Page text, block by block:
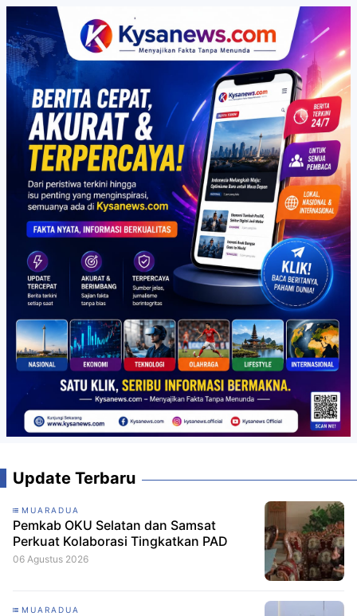
Update Terbaru
MUARADUA
Pemkab OKU Selatan dan Samsat
Perkuat Kolaborasi Tingkatkan PAD
06 Agustus 2026
MUARADUA